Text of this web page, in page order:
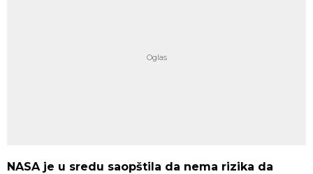
NASA je u sredu saopštila da nema rizika da